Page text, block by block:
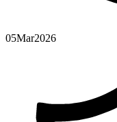
05Mar2026